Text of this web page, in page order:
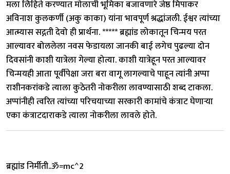
मला लिहिते करण्यात मोलाची भूमिका बजावणारे जेष्ठ मिपाकर
अविनाश कुलकर्णी (अकु काका) यांना भावपूर्ण श्रद्धांजली. ईश्वर त्यांच्या
आत्म्यास सद्गती देवो ही प्रार्थना. ***** ब्रह्मांड लोकातून चिन्मय परत
आल्यावर बोललेला नवस फेडायला जानकी बाई लगेच पुढल्या दोन
दिवसांनी काशी यात्रेला गेल्या होत्या. काशी यात्रेहून परत आल्यावर
चिन्मयही आता पूर्वीपेक्षा जरा बरा वागू लागल्याचे पाहून त्यांनी अप्पा
राशीनकरांकडे त्याला कुठेतरी नोकरीला लावण्यासाठी शब्द टाकला.
अप्पांनीही त्वरित त्यांच्या परिचयाच्या सरकारी कामांचे कंत्राट घेणाऱ्या
एका कंत्राटदाराकडे त्याला नोकरीला लावले होते.
ब्रह्मांड निर्मीती..ॐ=mc^2